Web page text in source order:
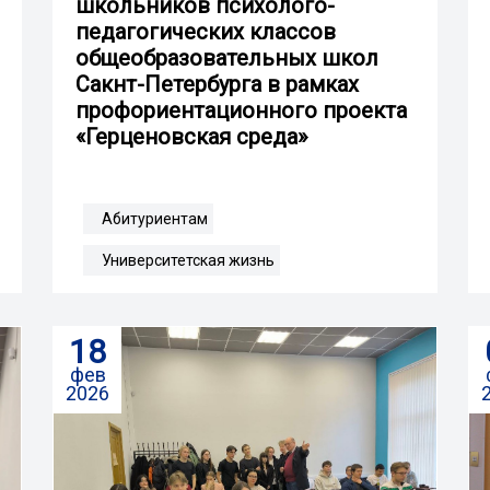
педагогических классов
общеобразовательных школ
Сакнт-Петербурга в рамках
профориентационного проекта
«Герценовская среда»
Абитуриентам
Университетская жизнь
18
фев
2026